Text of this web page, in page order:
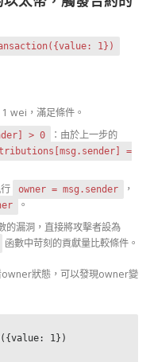
1})
1 wei，滿足條件。
> 0 ：由於上一步的
=
owner = msg.sender
，
。
的漏洞，直接將攻擊者設為
函數中苛刻的貢獻量比較條件。
owner狀態，可以發現owner變
1})